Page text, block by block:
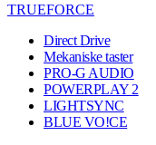
TRUEFORCE
Direct Drive
Mekaniske taster
PRO-G AUDIO
POWERPLAY 2
LIGHTSYNC
BLUE VO!CE